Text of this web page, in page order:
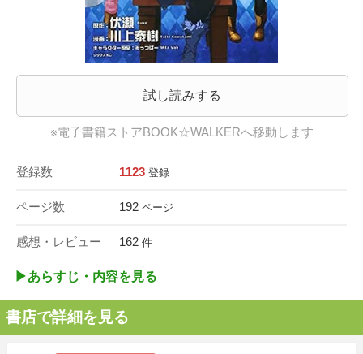
試し読みする
※電子書籍ストアBOOK☆WALKERへ移動します
登録数 1123 登録
ページ数 192 ページ
感想・レビュー 162 件
▶︎あらすじ・内容を見る
書店で詳細を見る